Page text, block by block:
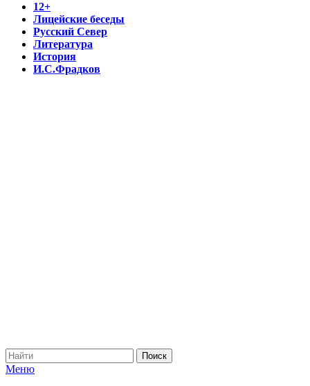
12+
Лицейские беседы
Русский Север
Литература
История
И.С.Фрадков
Меню